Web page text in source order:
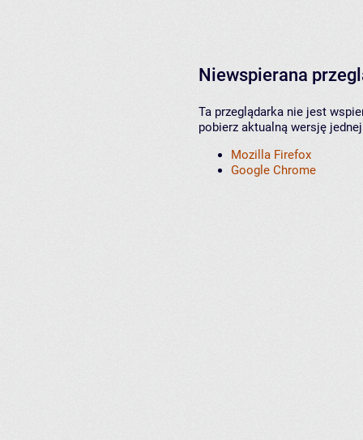
Niewspierana
Ta przeglądarka nie jest
pobierz aktualną wersję
Mozilla Firefox
Google Chrome